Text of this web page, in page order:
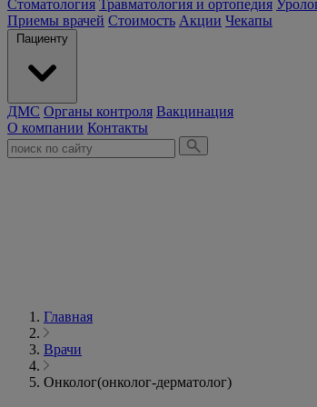
Стоматология Травматология и ортопедия
Приемы врачей Стоимость Акции Чекапы
Пациенту
ДМС Органы контроля Вакцинация
О компании Контакты
Главная
Врачи
Онколог(онколог-дерматолог)